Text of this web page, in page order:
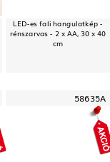
LED-es fali hangulatkép -
rénszarvas - 2 x AA, 30 x 40
cm
58635A